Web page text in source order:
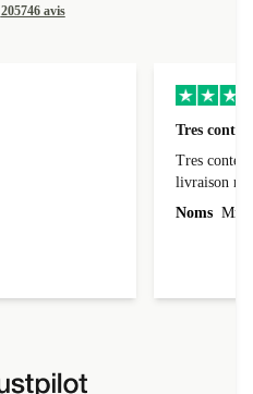
205746 avis
Tres
Tres
Noms